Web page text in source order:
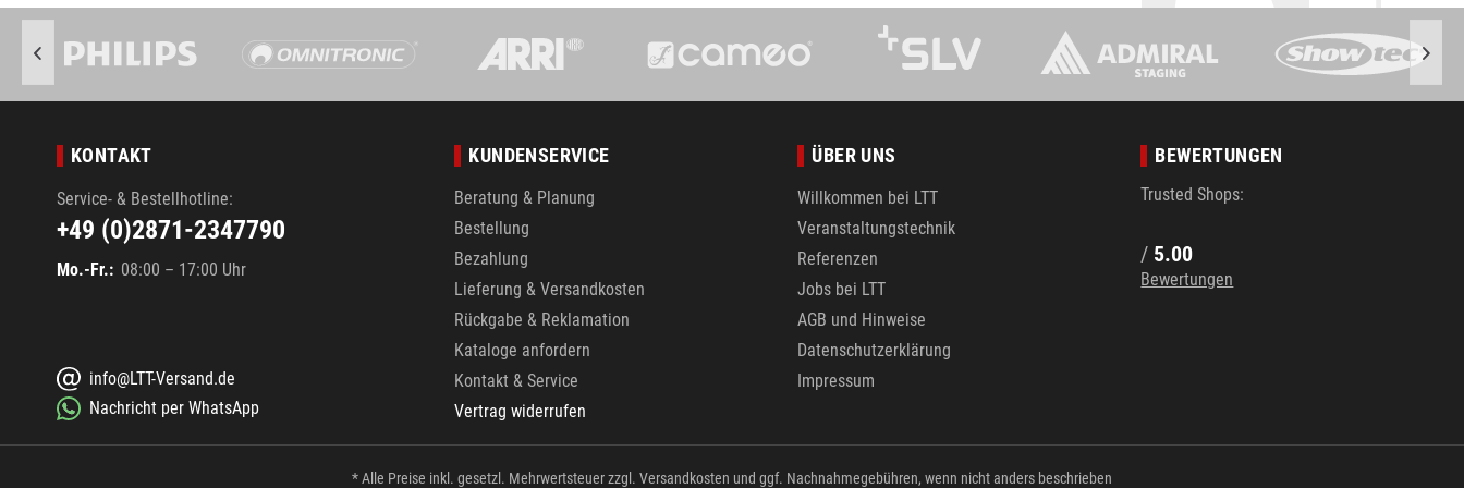
KONTAKT
Service- & Bestellhotline:
+49 (0)2871-2347790
Mo.-Fr.: 08:00 – 17:00 Uhr
info@LTT-Versand.de
Nachricht per WhatsApp
KUNDENSERVICE
Beratung & Planung
Bestellung
Bezahlung
Lieferung & Versandkosten
Rückgabe & Reklamation
Kataloge anfordern
Kontakt & Service
Vertrag widerrufen
ÜBER UNS
Willkommen bei LTT
Veranstaltungstechnik
Referenzen
Jobs bei LTT
AGB und Hinweise
Datenschutzerklärung
Impressum
BEWERTUNGEN
Trusted Shops:
/ 5.00
Bewertungen
* Alle Preise inkl. gesetzl. Mehrwertsteuer zzgl. Versandkosten und ggf. Nachnahmegebühren, wenn nicht anders beschrieben